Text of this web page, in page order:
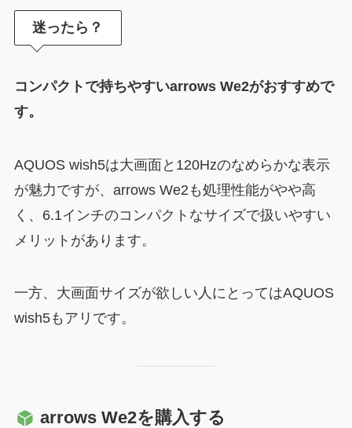
迷ったら？
コンパクトで持ちやすいarrows We2がおすすめで
す。
AQUOS wish5は大画面と120Hzのなめらかな表示
が魅力ですが、arrows We2も処理性能がやや高
く、6.1インチのコンパクトなサイズで扱いやすい
メリットがあります。
一方、大画面サイズが欲しい人にとってはAQUOS
wish5もアリです。
arrows We2を購入する